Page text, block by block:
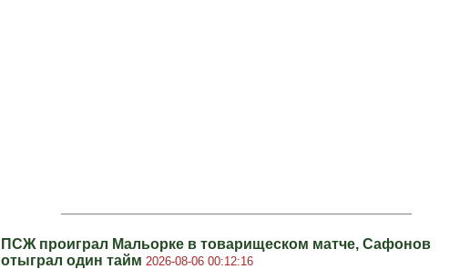
ПСЖ проиграл Мальорке в товарищеском матче, Сафонов
отыграл один тайм 2026-08-06 00:12:16